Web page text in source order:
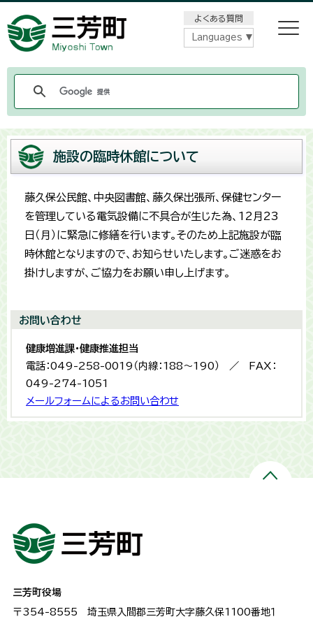
よくある質問
Languages
施設の臨時休館について
藤久保公民館、中央図書館、藤久保出張所、保健センター
を管理している電気設備に不具合が生じた為、12月23
日（月）に緊急に修繕を行います。そのため上記施設が臨
時休館となりますので、お知らせいたします。ご迷惑をお
掛けしますが、ご協力をお願い申し上げます。
お問い合わせ
健康増進課・健康推進担当
電話：049-258-0019（内線：188～190） ／ FAX：
049-274-1051
メールフォームによるお問い合わせ
三芳町役場
〒354-8555 埼玉県入間郡三芳町大字藤久保1100番地１